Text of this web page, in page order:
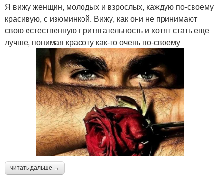
Я вижу женщин, молодых и взрослых, каждую по-своему
красивую, с изюминкой. Вижу, как они не принимают
свою естественную притягательность и хотят стать еще
лучше, понимая красоту как-то очень по-своему
читать дальше →